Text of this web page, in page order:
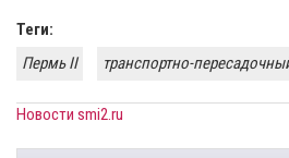
Теги:
Пермь II
транспортно-
Новости smi2.ru